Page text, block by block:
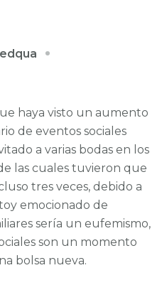
edqua
haya visto un aumento
de eventos sociales
a varias bodas en los
las cuales tuvieron que
tres veces, debido a
emocionado de
sería un eufemismo,
son un momento
bolsa nueva.